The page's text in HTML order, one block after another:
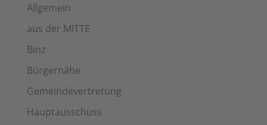
Allgemein
aus der MITTE
Binz
Bürgernähe
Gemeindevertretung
Hauptausschuss